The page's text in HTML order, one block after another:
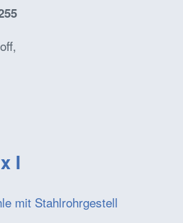
I
mit Stahlrohrgestell